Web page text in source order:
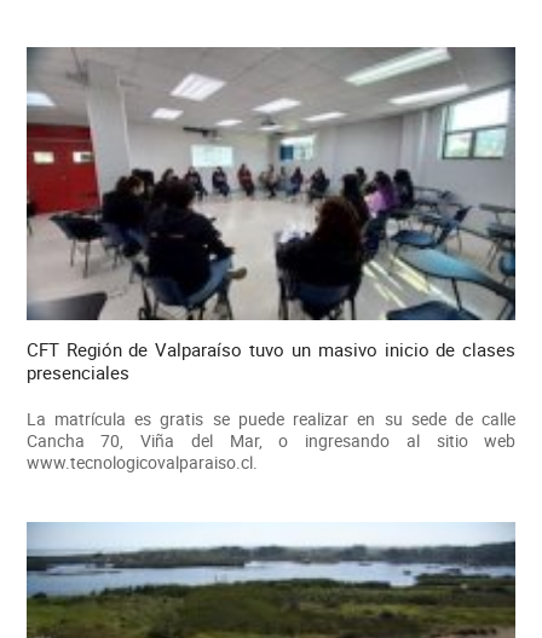
CFT Región de Valparaíso tuvo un masivo inicio de clases
presenciales
La matrícula es gratis se puede realizar en su sede de calle
Cancha 70, Viña del Mar, o ingresando al sitio web
www.tecnologicovalparaiso.cl.